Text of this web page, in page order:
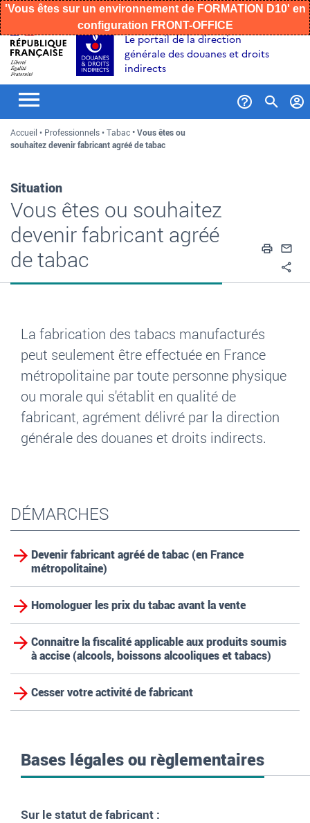
Aller
au
contenu
Aller
recherche
Aller
au
menu
'Vous êtes sur un environnement de FORMATION D10' en
configuration FRONT-OFFICE
Le portail de la direction
générale des douanes et droits
indirects
Accueil Professionnels Tabac
Vous êtes ou
souhaitez devenir fabricant agréé de tabac
Situation
Vous êtes ou souhaitez
devenir fabricant agréé
de tabac
La fabrication des tabacs manufacturés
peut seulement être effectuée en France
métropolitaine par toute personne physique
ou morale qui s'établit en qualité de
fabricant, agrément délivré par la direction
générale des douanes et droits indirects.
DÉMARCHES
Devenir fabricant agréé de tabac (en France
métropolitaine)
Homologuer les prix du tabac avant la vente
Connaitre la fiscalité applicable aux produits soumis
à accise (alcools, boissons alcooliques et tabacs)
Cesser votre activité de fabricant
Bases légales ou règlementaires
Sur le statut de fabricant :